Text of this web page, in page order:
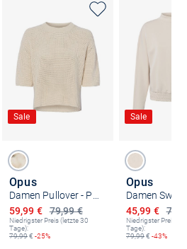
Sale
Opus
79,99 €
Ermäßigter Preis
59,99 €
Niedrigster Preis (letzte 30
Tage):
79,99€ -25%
Sale
Opus
Ermäßigter
45,99 €
Niedrigster Preis
Tage):
79,99€ -43%